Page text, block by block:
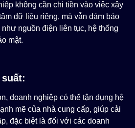
không cần chi tiền vào việc xây
dữ liệu riêng, mà vẫn đảm bảo
nguồn điện liên tục, hệ thống
mật.
doanh nghiệp có thể tận dụng hệ
mẽ của nhà cung cấp, giúp cải
đặc biệt là đối với các doanh